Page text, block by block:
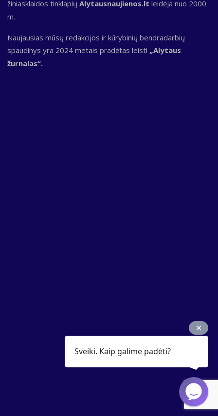
žiniasklaidos tinklapių Alytausnaujienos.lt leidėja nuo 2000
m.
Naujausias mūsų redakcijos ir kūrybinių bendradarbių
spaudinys yra 2024 metais pradėtas leisti „Alytaus
žurnalas“.
Sveiki. Kaip galime padėti?